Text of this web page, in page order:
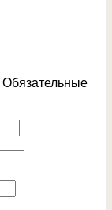
Обязательные